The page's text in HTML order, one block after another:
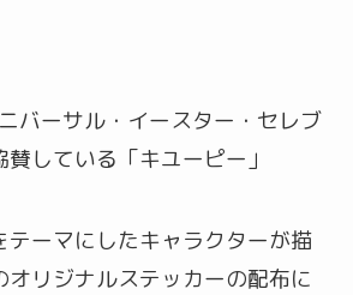
バーサル・イースター・セレブ
している「キユーピー」
テーマにしたキャラクターが描
オリジナルステッカーの配布に